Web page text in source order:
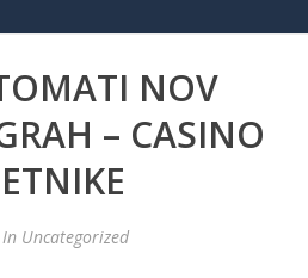
NOV
– CASINO
In Uncategorized